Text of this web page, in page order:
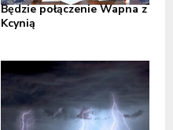
Będzie połączenie Wapna z
Kcynią